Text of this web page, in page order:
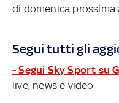
di domenica prossima
Segui tutti gli
- Segui Sky Sport su
live, news e video